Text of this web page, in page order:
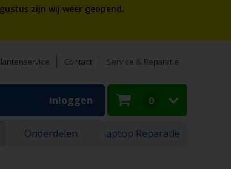
zijn wij weer geopend.
Contact Service & Reparatie
inloggen 0
Onderdelen laptop Reparatie